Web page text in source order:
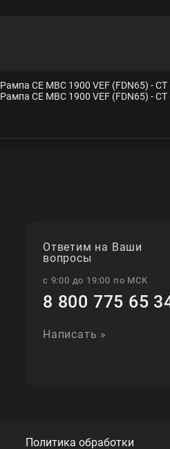
Рампа CE MBC 1900 VEF (FDN65) - CT
Рампа CE MBC 1900 VEF (FDN65) - CT
Ответим на Ваши
вопросы
с 9:00 до 19:00 по МСК
8 800 775 65
Написать »
Политика обработки